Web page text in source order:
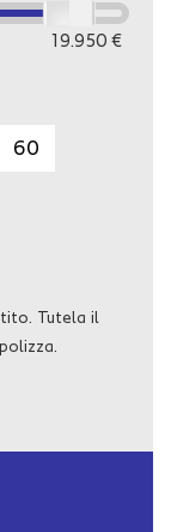
19.950 €
60
Tutela il